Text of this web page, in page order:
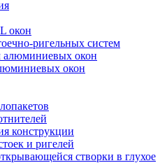
окон
ригельных систем
алюминиевых окон
окон
конструкции
и ригелей
створки в глухое